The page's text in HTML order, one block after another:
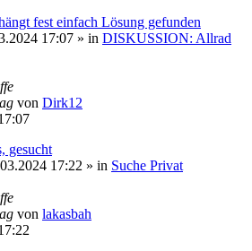
fest einfach Lösung gefunden
17:07 » in DISKUSSION: Allrad
von Dirk12
gesucht
17:22 » in Suche Privat
von lakasbah